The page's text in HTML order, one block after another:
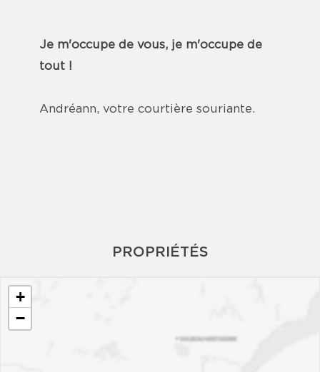
Je m'occupe de vous, je m'occupe de
tout !
Andréann, votre courtière souriante.
PROPRIÉTÉS
+
−